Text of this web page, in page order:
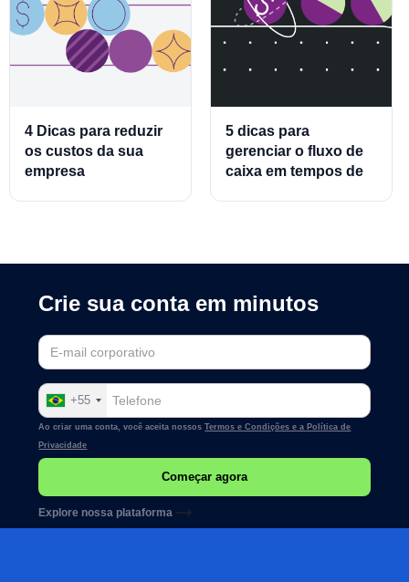
4 Dicas para reduzir
os custos da sua
empresa
5 dicas para
gerenciar o fluxo de
caixa em tempos de
Crie sua conta em minutos
+55
Ao criar uma conta, você aceita nossosTermos e Condições e a Política de
Privacidade
Explore nossa plataforma